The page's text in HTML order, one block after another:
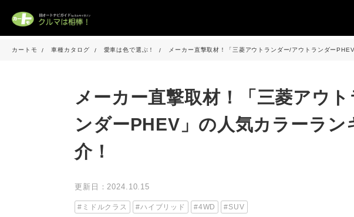
カートモ 車種カタログ 愛車は色で選ぶ！ メーカー直撃取材！「三菱アウトランダー/アウトランダー
メーカー直撃取材！「三菱アウ
ンダーPHEV」の人気カラーラン
介！
更新日：2024.10.15
ミドルクラス ハイブリッド 4WD SUV